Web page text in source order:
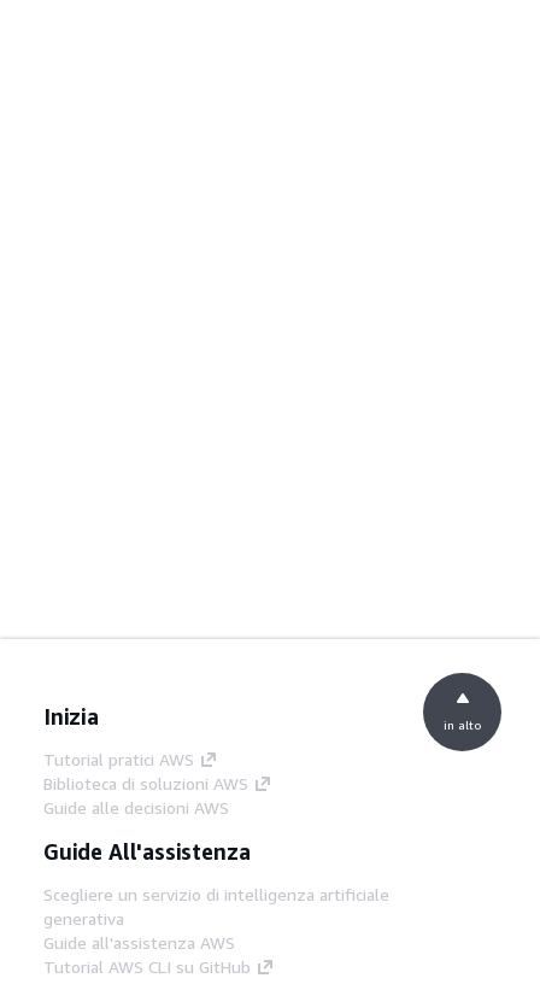
Inizia
Tutorial pratici AWS
Biblioteca di soluzioni AWS
Guide alle decisioni AWS
Guide All'assistenza
Scegliere un servizio di intelligenza artificiale
generativa
Guide all'assistenza AWS
Tutorial AWS CLI su GitHub
in alto